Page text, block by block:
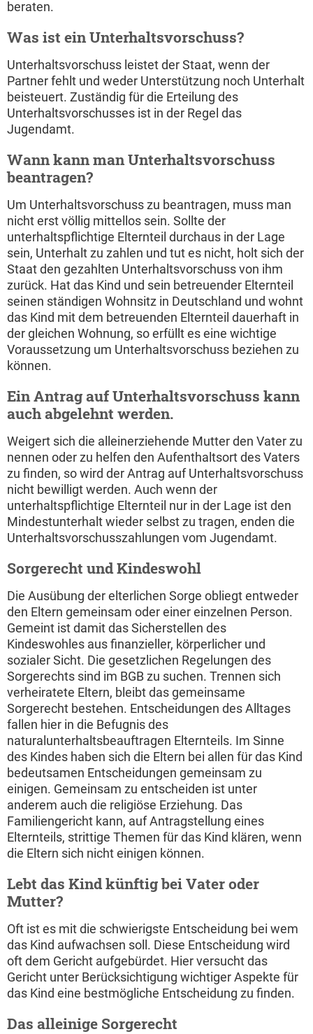
beraten.
Was ist ein Unterhaltsvorschuss?
Unterhaltsvorschuss leistet der Staat, wenn der
Partner fehlt und weder Unterstützung noch Unterhalt
beisteuert. Zuständig für die Erteilung des
Unterhaltsvorschusses ist in der Regel das
Jugendamt.
Wann kann man Unterhaltsvorschuss
beantragen?
Um Unterhaltsvorschuss zu beantragen, muss man
nicht erst völlig mittellos sein. Sollte der
unterhaltspflichtige Elternteil durchaus in der Lage
sein, Unterhalt zu zahlen und tut es nicht, holt sich der
Staat den gezahlten Unterhaltsvorschuss von ihm
zurück. Hat das Kind und sein betreuender Elternteil
seinen ständigen Wohnsitz in Deutschland und wohnt
das Kind mit dem betreuenden Elternteil dauerhaft in
der gleichen Wohnung, so erfüllt es eine wichtige
Voraussetzung um Unterhaltsvorschuss beziehen zu
können.
Ein Antrag auf Unterhaltsvorschuss kann
auch abgelehnt werden.
Weigert sich die alleinerziehende Mutter den Vater zu
nennen oder zu helfen den Aufenthaltsort des Vaters
zu finden, so wird der Antrag auf Unterhaltsvorschuss
nicht bewilligt werden. Auch wenn der
unterhaltspflichtige Elternteil nur in der Lage ist den
Mindestunterhalt wieder selbst zu tragen, enden die
Unterhaltsvorschusszahlungen vom Jugendamt.
Sorgerecht und Kindeswohl
Die Ausübung der elterlichen Sorge obliegt entweder
den Eltern gemeinsam oder einer einzelnen Person.
Gemeint ist damit das Sicherstellen des
Kindeswohles aus finanzieller, körperlicher und
sozialer Sicht. Die gesetzlichen Regelungen des
Sorgerechts sind im BGB zu suchen. Trennen sich
verheiratete Eltern, bleibt das gemeinsame
Sorgerecht bestehen. Entscheidungen des Alltages
fallen hier in die Befugnis des
naturalunterhaltsbeauftragen Elternteils. Im Sinne
des Kindes haben sich die Eltern bei allen für das Kind
bedeutsamen Entscheidungen gemeinsam zu
einigen. Gemeinsam zu entscheiden ist unter
anderem auch die religiöse Erziehung. Das
Familiengericht kann, auf Antragstellung eines
Elternteils, strittige Themen für das Kind klären, wenn
die Eltern sich nicht einigen können.
Lebt das Kind künftig bei Vater oder
Mutter?
Oft ist es mit die schwierigste Entscheidung bei wem
das Kind aufwachsen soll. Diese Entscheidung wird
oft dem Gericht aufgebürdet. Hier versucht das
Gericht unter Berücksichtigung wichtiger Aspekte für
das Kind eine bestmögliche Entscheidung zu finden.
Das alleinige Sorgerecht